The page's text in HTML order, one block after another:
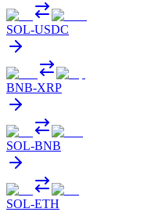
SOL-USDC
BNB-XRP
SOL-BNB
SOL-ETH